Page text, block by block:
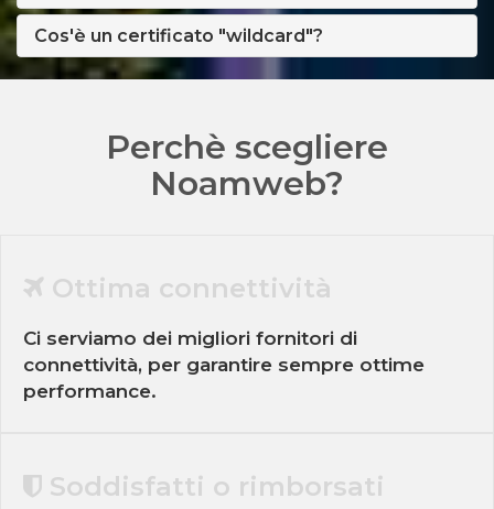
Cos'è un certificato "wildcard"?
Perchè scegliere
Noamweb?
Ottima connettività
Ci serviamo dei migliori fornitori di
connettività, per garantire sempre ottime
performance.
Soddisfatti o rimborsati